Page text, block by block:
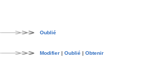
Oublié
Modifier | Oublié | Obtenir